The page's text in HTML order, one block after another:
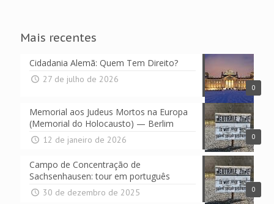
Mais recentes
0
Cidadania Alemã: Quem Tem Direito?
27 de julho de 2026
0
Memorial aos Judeus Mortos na Europa
(Memorial do Holocausto) — Berlim
12 de janeiro de 2026
0
Campo de Concentração de
Sachsenhausen: tour em português
30 de dezembro de 2025